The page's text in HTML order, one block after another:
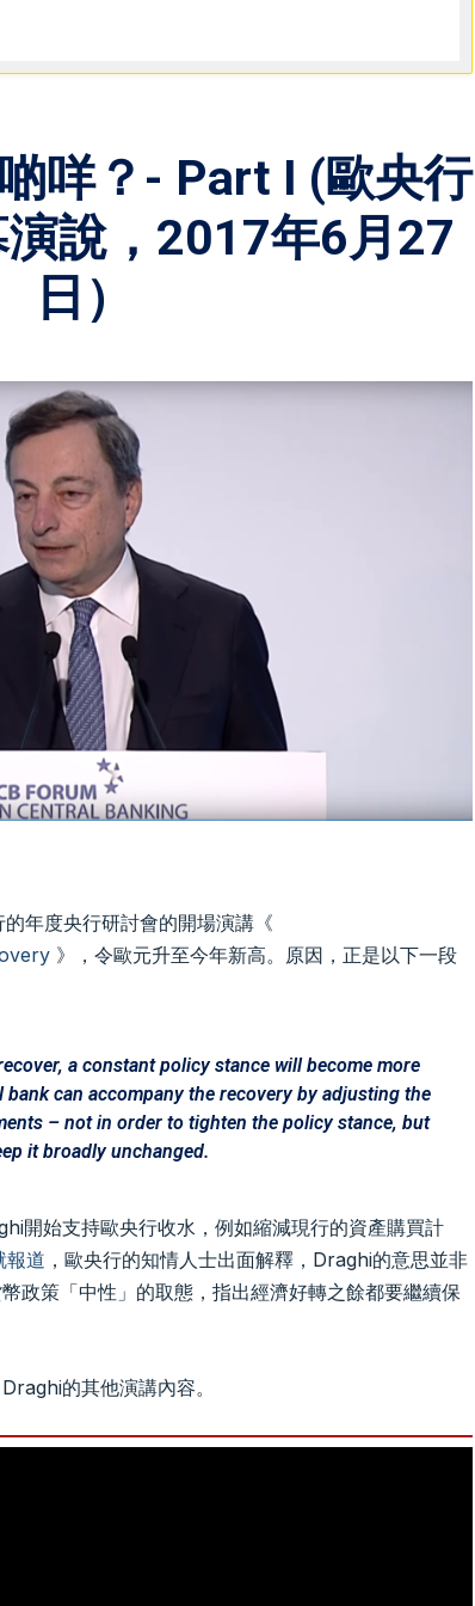
咩？- Part I (歐央行
說，2017年6月27
日）
年度央行研討會的開場演講《
》，令歐元升至今年新高。原因，正是以下一段
a constant policy stance will become more
can accompany the recovery by adjusting the
– not in order to tighten the policy stance, but
it broadly unchanged.
開始支持歐央行收水，例如縮減現行的資產購買計
報道 ，歐央行的知情人士出面解釋，Draghi的意思並非
政策「中性」的取態，指出經濟好轉之餘都要繼續保
的其他演講內容。